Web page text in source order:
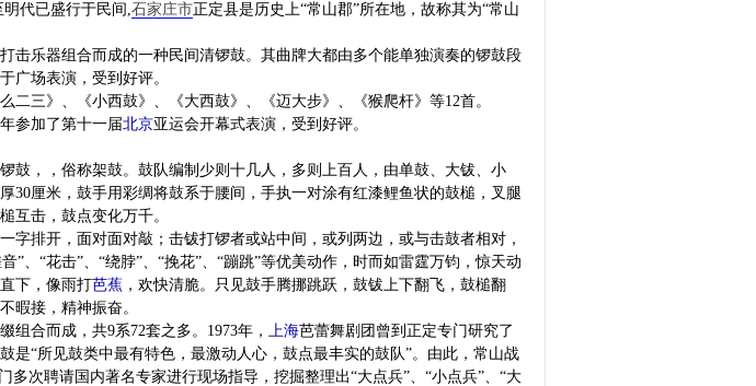
代已盛行于民间,石家庄市正定县是历史上“常山郡”所在地，故称其为“常山
击乐器组合而成的一种民间清锣鼓。其曲牌大都由多个能单独演奏的锣鼓段
广场表演，受到好评。
二三》、《小西鼓》、《大西鼓》、《迈大步》、《猴爬杆》等12首。
参加了第十一届北京亚运会开幕式表演，受到好评。
鼓，，俗称架鼓。鼓队编制少则十几人，多则上百人，由单鼓、大钹、小
30厘米，鼓手用彩绸将鼓系于腰间，手执一对涂有红漆鲤鱼状的鼓槌，叉腿
互击，鼓点变化万千。
字排开，面对面对敲；击钹打锣者或站中间，或列两边，或与击鼓者相对，
”、“花击”、“绕脖”、“挽花”、“蹦跳”等优美动作，时而如雷霆万钧，惊天动
下，像雨打芭蕉 ，欢快清脆。只见鼓手腾挪跳跃，鼓钹上下翻飞，鼓槌翻
暇接，精神振奋。
合而成，共9系72套之多。1973年， 上海芭蕾舞剧团曾到正定专门研究了
是“所见鼓类中最有特色，最激动人心，鼓点最丰实的鼓队”。由此，常山战
多次聘请国内著名专家进行现场指导，挖掘整理出“大点兵”、“小点兵”、“大